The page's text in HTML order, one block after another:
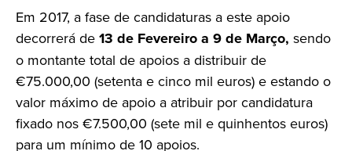
Em 2017, a fase de candidaturas a este apoio
decorrerá de 13 de Fevereiro a 9 de Março, sendo
o montante total de apoios a distribuir de
€75.000,00 (setenta e cinco mil euros) e estando o
valor máximo de apoio a atribuir por candidatura
fixado nos €7.500,00 (sete mil e quinhentos euros)
para um mínimo de 10 apoios.